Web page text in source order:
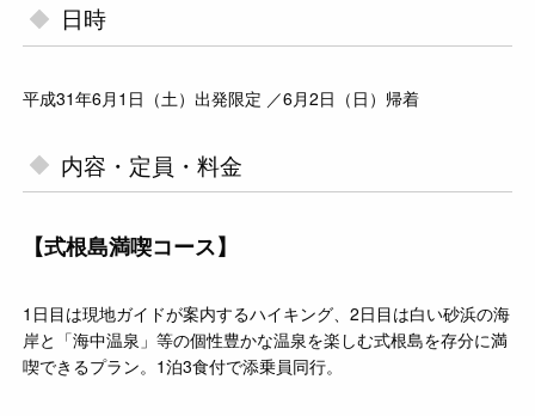
日時
平成31年6月1日（土）出発限定 ／6月2日（日）帰着
内容・定員・料金
【式根島満喫コース】
1日目は現地ガイドが案内するハイキング、2日目は白い砂浜の海
岸と「海中温泉」等の個性豊かな温泉を楽しむ式根島を存分に満
喫できるプラン。1泊3食付で添乗員同行。